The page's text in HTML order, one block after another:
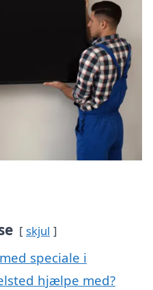
skjul
speciale i
hjælpe med?